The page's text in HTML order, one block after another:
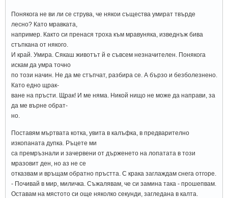
Понякога не ви ли се струва, че някои същества умират твърде
лесно? Като мравката,
например. Както си пренася троха към мравуняка, изведнъж бива
стъпкана от някого.
И край. Умира. Сякаш животът й е съвсем незначителен. Понякога
искам да умра точно
по този начин. Не да ме стъпчат, разбира се. А бързо и безболезнено.
Като едно щрак-
ване на пръсти. Щрак! И ме няма. Никой нищо не може да направи, за
да ме върне обрат-
но.
Поставям мъртвата котка, увита в калъфка, в предварително
изкопаната дупка. Ръцете ми
са премръзнали и зачервени от държенето на лопатата в този
мразовит ден, но аз не се
отказвам и връщам обратно пръстта. С крака заглаждам снега отгоре.
- Почивай в мир, миличка. Съжалявам, че си замина така - прошепвам.
Оставам на мястото си още няколко секунди, загледана в калта.